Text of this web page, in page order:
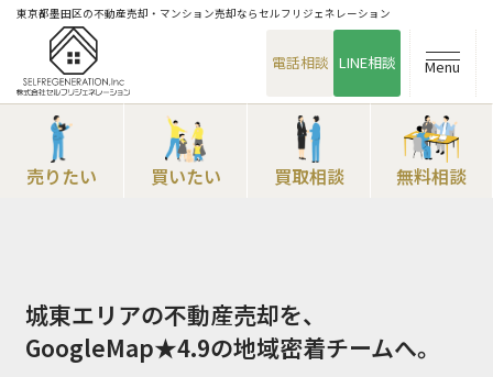
東京都墨田区の不動産売却・マンション売却ならセルフリジェネレーション
電話相談 LINE相談 Menu
売りたい 買いたい 買取相談 無料相談
城東エリアの不動産売却を、
GoogleMap★4.9の地域密着チームへ。